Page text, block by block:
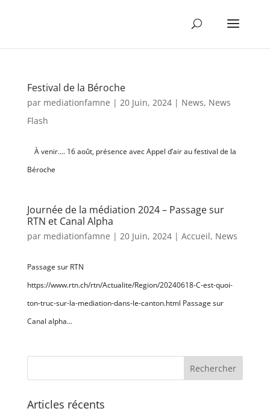
Festival de la Béroche
par mediationfamne | 20 Juin, 2024| News, News
Flash
À venir…. 16 août, présence avec Appel d’air au festival de la
Béroche
Journée de la médiation 2024 – Passage sur
RTN et Canal Alpha
par mediationfamne | 20 Juin, 2024| Accueil, News
Passage sur RTN
https://www.rtn.ch/rtn/Actualite/Region/20240618-C-est-quoi-
ton-truc-sur-la-mediation-dans-le-canton.html Passage sur
Canal alpha...
Articles récents